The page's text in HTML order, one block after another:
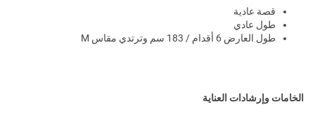
قصة عادية
طول عادي
طول العارض 6 أقدام / 183 سم وترتدي مقاس M
الخامات وإرشادات العناية